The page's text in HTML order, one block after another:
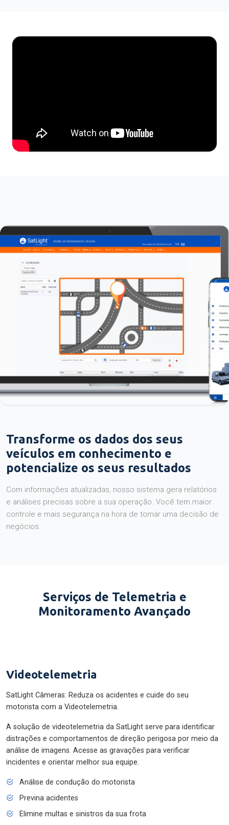
Transforme os dados dos seus
veículos em conhecimento e
potencialize os seus resultados
Com informações atualizadas, nosso sistema gera relatórios
e análises precisas sobre a sua operação. Você tem maior
controle e mais segurança na hora de tomar uma decisão de
negócios.
Serviços de Telemetria e
Monitoramento Avançado
Videotelemetria
SatLight Câmeras: Reduza os acidentes e cuide do seu
motorista com a Videotelemetria.
A solução de videotelemetria da SatLight serve para identificar
distrações e comportamentos de direção perigosa por meio da
análise de imagens. Acesse as gravações para verificar
incidentes e orientar melhor sua equipe.
Análise de condução do motorista
Previna acidentes
Elimine multas e sinistros da sua frota